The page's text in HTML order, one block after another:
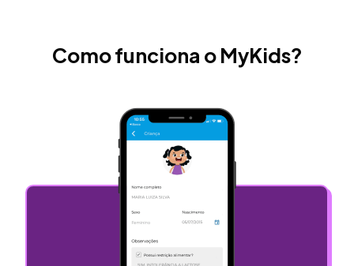
Como funciona o MyKids?